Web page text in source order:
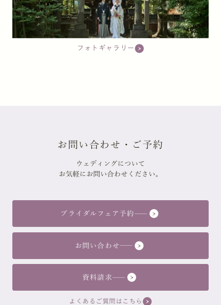
フォトギャラリー
お問い合わせ・ご予約
ウェディングについて
お気軽にお問い合わせください。
ブライダルフェア予約
お問い合わせ
資料請求
よくあるご質問はこちら